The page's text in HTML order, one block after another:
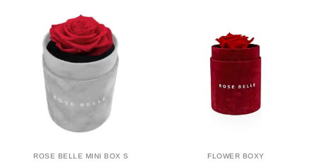
ma
wiele
wariantów.
Opcje
można
na
stronie
produktu
wariantów.
Opcje
można
wybrać
stronie
ROSE BELLE MINI BOX S FLOWER BOXY